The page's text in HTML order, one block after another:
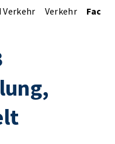
Verkehr Verkehr